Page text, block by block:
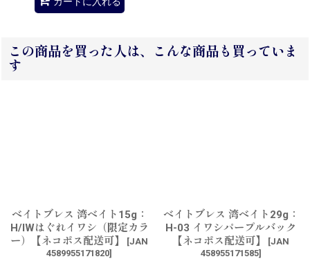
この商品を買った人は、こんな商品も買っていま
す
ベイトブレス 湾ベイト15g：
H/IWはぐれイワシ（限定カラ
ー）【ネコポス配送可】
[JAN
4589955171820]
ベイトブレス 湾ベイト29g：
H-03 イワシパープルバック
【ネコポス配送可】
[JAN
458955171585]